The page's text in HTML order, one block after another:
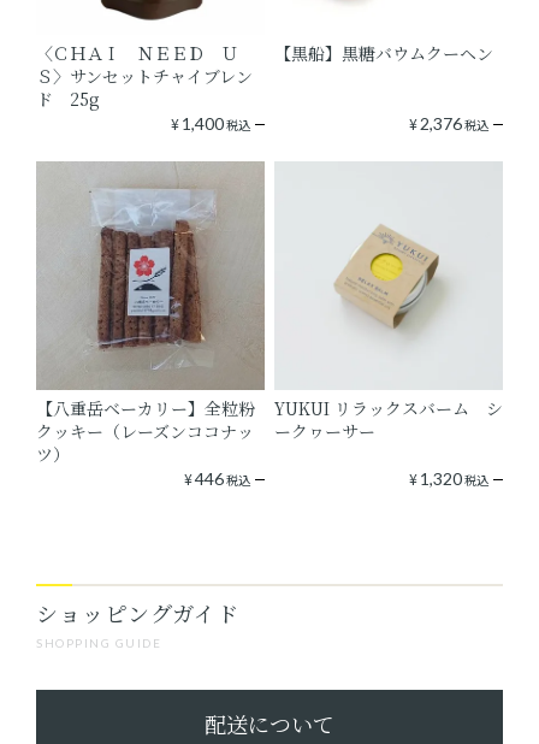
〈ＣＨＡＩ ＮＥＥＤ Ｕ
Ｓ〉サンセットチャイブレン
ド 25g
¥1,400税込
【黒船】黒糖バウムクーヘン
¥2,376税込
【八重岳ベーカリー】全粒粉
クッキー（レーズンココナッ
ツ）
¥446税込
YUKUI リラックスバーム シ
ークヮーサー
¥1,320税込
SHOPPING GUIDE
ショッピングガイド
配送について